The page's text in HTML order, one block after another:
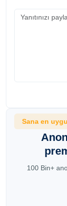
Sana en
100 Bin+